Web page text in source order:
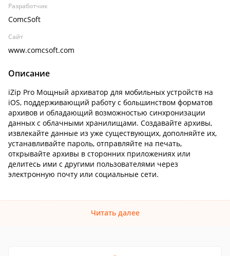
Разработчик
ComcSoft
Сайт
www.comcsoft.com
Описание
iZip Pro Мощный архиватор для мобильных устройств на
iOS, поддерживающий работу с большинством форматов
архивов и обладающий возможностью синхронизации
данных с облачными хранилищами. Создавайте архивы,
извлекайте данные из уже существующих, дополняйте их,
устанавливайте пароль, отправляйте на печать,
открывайте архивы в сторонних приложениях или
делитесь ими с другими пользователями через
электронную почту или социальные сети.
Читать далее